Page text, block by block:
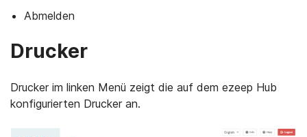
Abmelden
Drucker
Drucker im linken Menü zeigt die auf dem ezeep Hub
konfigurierten Drucker an.